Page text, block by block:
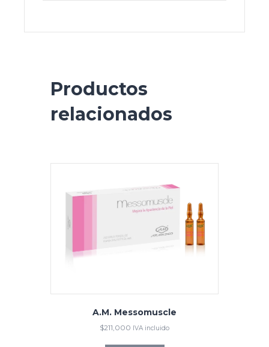
Productos
relacionados
A.M. Messomuscle
$211,000 IVA incluido